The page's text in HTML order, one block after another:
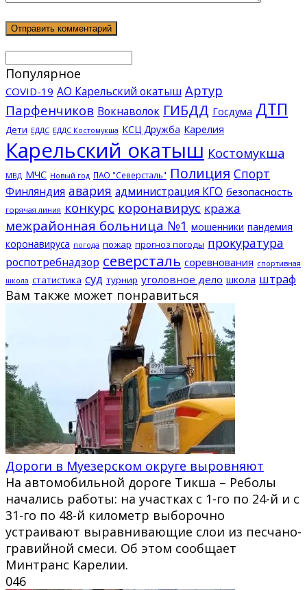
Популярное
COVID-19 АО Карельский окатыш Артур
Парфенчиков Вокнаволок ГИБДД Госдума ДТП
Дети ЕДДС ЕДДС Костомукша КСЦ Дружба Карелия
Карельский окатыш Костомукша
МВД МЧС Новый год ПАО "Северсталь" Полиция Спорт
Финляндия авария администрация КГО безопасность
горячая линия конкурс коронавирус кража
межрайонная больница №1 мошенники пандемия
коронавируса погода пожар прогноз погоды прокуратура
роспотребнадзор северсталь соревнования спортивная
школа статистика суд турнир уголовное дело школа штраф
Вам также может понравиться
Дороги в Муезерском округе выровняют
На автомобильной дороге Тикша – Реболы
начались работы: на участках с 1-го по 24-й и с
31-го по 48-й километр выборочно
устраивают выравнивающие слои из песчано-
гравийной смеси. Об этом сообщает
Минтранс Карелии.
046